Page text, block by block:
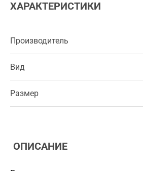
ХАРАКТЕРИСТИКИ
Производитель
Вид
Размер
ОПИСАНИЕ